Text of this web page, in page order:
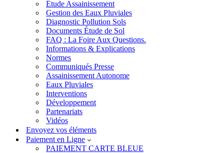
Étude Assainissement
Gestion des Eaux Pluviales
Diagnostic Pollution Sols
Documents Étude de Sol
FAQ : La Foire Aux Questions.
Informations & Explications
Normes
Communiqués Presse
Assainissement Autonome
Eaux Pluviales
Interventions
Développement
Partenariats
Vidéos
Envoyez vos éléments
Paiement en Ligne
PAIEMENT CARTE BLEUE